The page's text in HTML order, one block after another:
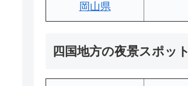
岡山県
四国地方の夜景スポット